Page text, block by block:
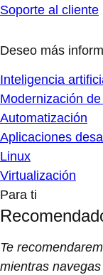
Soporte al cliente
Deseo más
Inteligencia
Modernización
Automatización
Aplicaciones
Linux
Virtualización
Para ti
Te
mientras